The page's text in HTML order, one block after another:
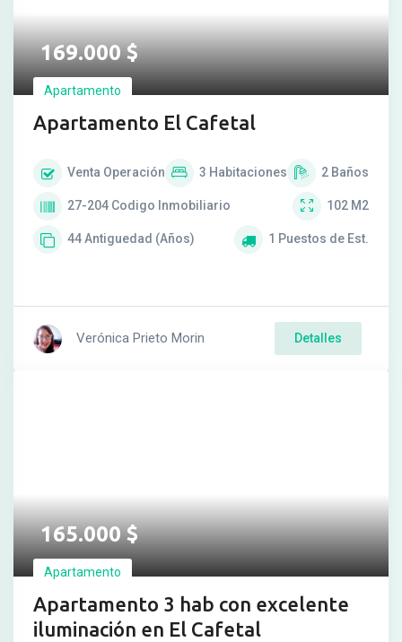
169.000$
Apartamento
Apartamento El Cafetal
Venta Operación 3 Habitaciones 2 Baños
27-204 Codigo Inmobiliario 102 M2
44Antiguedad (Años) 1 Puestos de Est.
Verónica Prieto Morin Detalles
165.000$
Apartamento
Apartamento 3 hab con excelente
iluminación en El Cafetal